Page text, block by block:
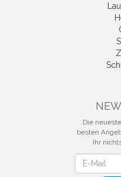
Die
besten
Ihr